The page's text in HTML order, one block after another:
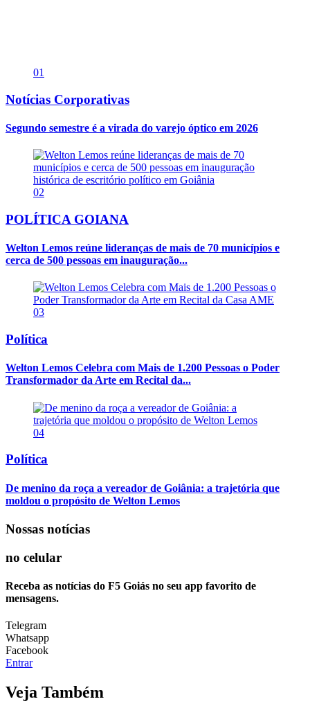
01
Notícias Corporativas
Segundo semestre é a virada do varejo óptico em 2026
02
POLÍTICA GOIANA
Welton Lemos reúne lideranças de mais de 70 municípios e
cerca de 500 pessoas em inauguração...
03
Política
Welton Lemos Celebra com Mais de 1.200 Pessoas o Poder
Transformador da Arte em Recital da...
04
Política
De menino da roça a vereador de Goiânia: a trajetória que
moldou o propósito de Welton Lemos
Nossas notícias
no celular
Receba as notícias do F5 Goiás no seu app favorito de
mensagens.
Telegram
Whatsapp
Facebook
Entrar
Veja Também